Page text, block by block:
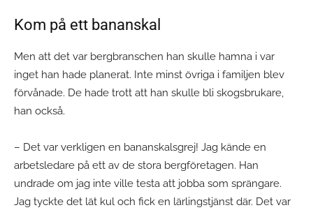
Kom på ett bananskal
Men att det var bergbranschen han skulle hamna i var
inget han hade planerat. Inte minst övriga i familjen blev
förvånade. De hade trott att han skulle bli skogsbrukare,
han också.
– Det var verkligen en bananskalsgrej! Jag kände en
arbetsledare på ett av de stora bergföretagen. Han
undrade om jag inte ville testa att jobba som sprängare.
Jag tyckte det lät kul och fick en lärlingstjänst där. Det var